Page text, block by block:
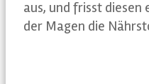
aus, und frisst diesen
der Magen die